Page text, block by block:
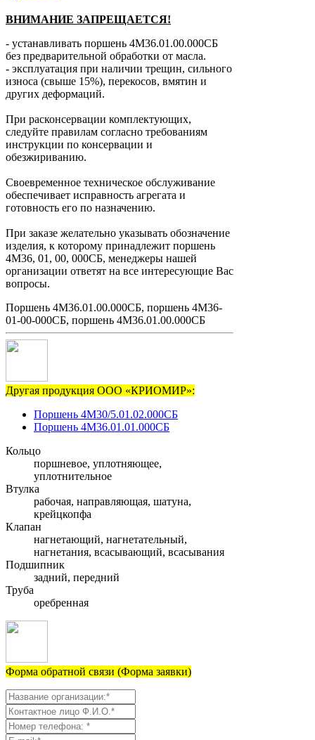
ВНИМАНИЕ ЗАПРЕЩАЕТСЯ!
- устанавливать поршень 4М36.01.00.000СБ
без предварительной обработки от масла.
- эксплуатация при наличии трещин, сильного
износа (свыше 15%), перекосов, вмятин и
других деформаций.
При расконсервации комплектующих,
следуйте правилам согласно требованиям
инструкции по консервации и
обезжириванию.
Своевременное техническое обслуживание
обеспечивает исправность агрегата и
готовность его по назначению.
При заказе желательно указывать обозначение
изделия, к которому принадлежит поршень
4М36, 01, 00, 000СБ, менеджеры нашей
организации ответят на все интересующие Вас
вопросы.
Поршень 4М36.01.00.000СБ, поршень 4М36-
01-00-000СБ, поршень 4М36.01.00.000СБ
Другая продукция ООО «КРИОМИР»:
Поршень 4М30/5.01.02.000СБ
Поршень 4М36.01.01.000СБ
Кольцо
поршневое, уплотняющее,
уплотнительное
Втулка
рабочая, направляющая, шатуна,
крейцкопфа
Клапан
нагнетающий, нагнетательный,
нагнетания, всасывающий, всасывания
Подшипник
задний, передний
Труба
оребренная
Форма обратной связи (Форма заявки)